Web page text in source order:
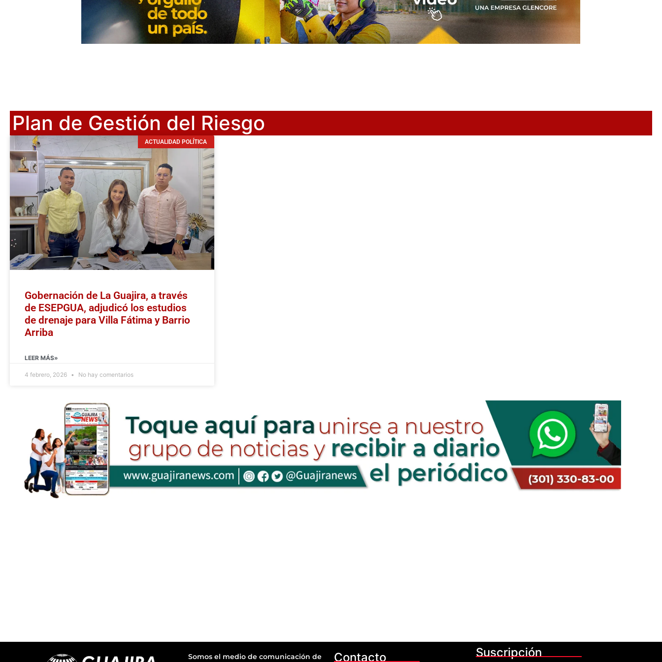
Plan de Gestión del Riesgo
ACTUALIDAD POLÍTICA
Gobernación de La Guajira, a través
de ESEPGUA, adjudicó los estudios
de drenaje para Villa Fátima y Barrio
Arriba
LEER MÁS»
4 febrero, 2026 No hay comentarios
Somos el medio de comunicación de Contacto Suscripción